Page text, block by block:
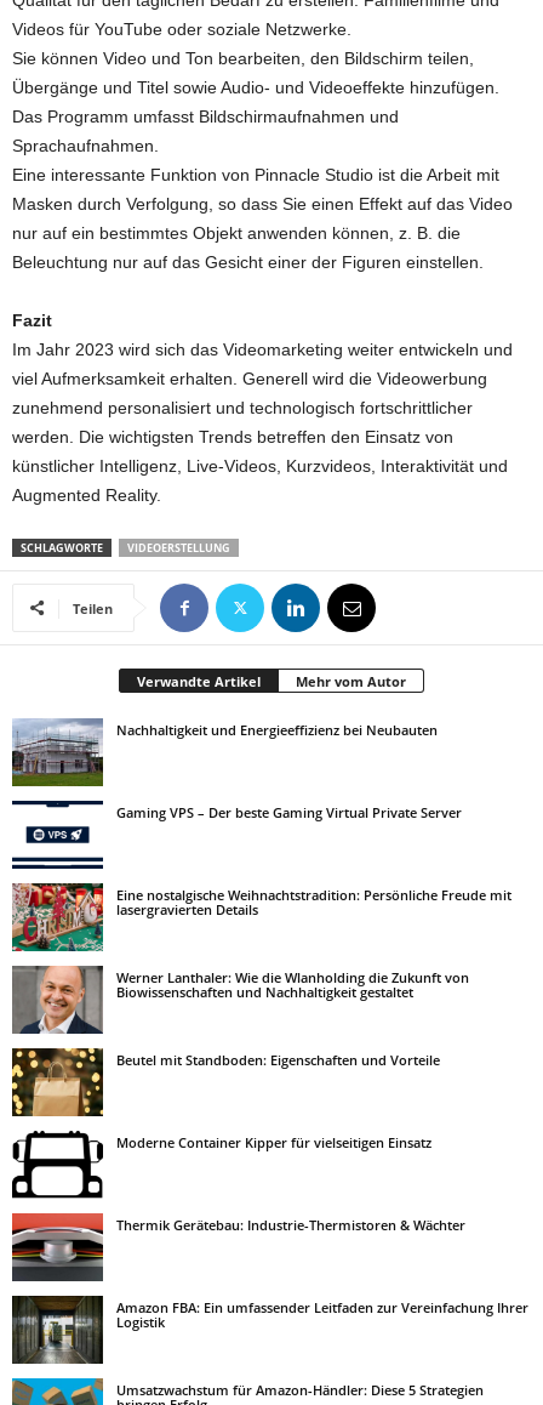
Videos für YouTube oder soziale Netzwerke.
Sie können Video und Ton bearbeiten, den Bildschirm teilen,
Übergänge und Titel sowie Audio- und Videoeffekte hinzufügen.
Das Programm umfasst Bildschirmaufnahmen und
Sprachaufnahmen.
Eine interessante Funktion von Pinnacle Studio ist die Arbeit mit
Masken durch Verfolgung, so dass Sie einen Effekt auf das Video
nur auf ein bestimmtes Objekt anwenden können, z. B. die
Beleuchtung nur auf das Gesicht einer der Figuren einstellen.
Fazit
Im Jahr 2023 wird sich das Videomarketing weiter entwickeln und
viel Aufmerksamkeit erhalten. Generell wird die Videowerbung
zunehmend personalisiert und technologisch fortschrittlicher
werden. Die wichtigsten Trends betreffen den Einsatz von
künstlicher Intelligenz, Live-Videos, Kurzvideos, Interaktivität und
Augmented Reality.
SCHLAGWORTE VIDEOERSTELLUNG
Teilen
Verwandte Artikel Mehr vom Autor
Nachhaltigkeit und Energieeffizienz bei Neubauten
Gaming VPS – Der beste Gaming Virtual Private Server
Eine nostalgische Weihnachtstradition: Persönliche Freude mit
lasergravierten Details
Werner Lanthaler: Wie die Wlanholding die Zukunft von
Biowissenschaften und Nachhaltigkeit gestaltet
Beutel mit Standboden: Eigenschaften und Vorteile
Moderne Container Kipper für vielseitigen Einsatz
Thermik Gerätebau: Industrie-Thermistoren & Wächter
Amazon FBA: Ein umfassender Leitfaden zur Vereinfachung Ihrer
Logistik
Umsatzwachstum für Amazon-Händler: Diese 5 Strategien